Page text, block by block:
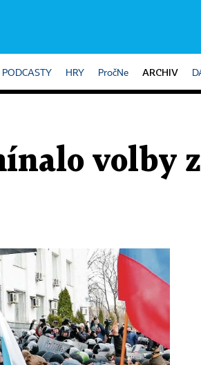
PODCASTY HRY PročNe ARCHIV
volby z